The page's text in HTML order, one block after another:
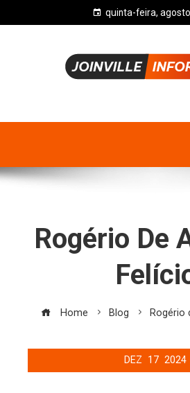
quinta-feira,
Rogério De
Home Blog Rogério
DEZ 17 2024